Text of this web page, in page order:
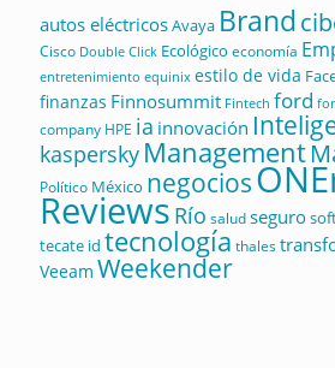
autos eléctricosAvaya Brand
Cisco Double Click Ecológico economía
entretenimiento equinix estilo de vida
finanzas Finnosummit Fintech ford
company HPE ia innovación
kaspersky Management
Político México negocios
Reviews Río saludseguro
tecate id tecnología thales
Veeam Weekender